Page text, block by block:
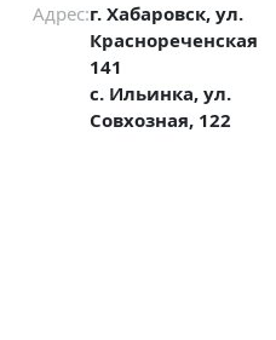
Адрес:г. Хабаровск, ул.
Краснореченская
141
с. Ильинка, ул.
Совхозная, 122